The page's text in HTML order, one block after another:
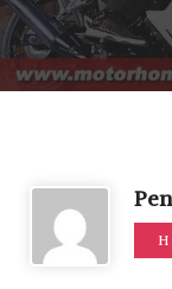
PERSYARATAN